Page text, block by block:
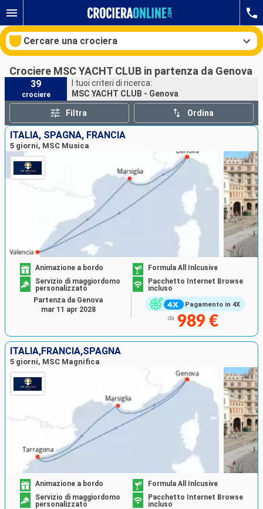
Cercare una crociera
Le nostre destinazioni
Mesi di partenza
Porti Compagnie
Ricerca
Crociere MSC YACHT CLUB in partenza da Genova
39
crociere
I tuoi criteri di ricerca:
MSC YACHT CLUB - Genova
Filtra Ordina
ITALIA, SPAGNA, FRANCIA
5 giorni, MSC Musica
Pagamento in 4X
Animazione a bordo
Formula All Inlcusive
Servizio di maggiordomo
personalizzato
Pacchetto Internet Browse
incluso
da 989 €
Partenza da Genova
mar 11 apr 2028
ITALIA,FRANCIA,SPAGNA
5 giorni, MSC Magnifica
Animazione a bordo
Formula All Inlcusive
Servizio di maggiordomo
personalizzato
Pacchetto Internet Browse
incluso